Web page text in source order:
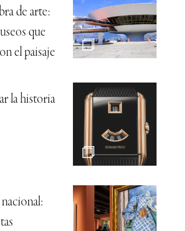
de arte:
que
el paisaje
la historia